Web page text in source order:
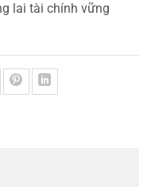
lai tài chính vững